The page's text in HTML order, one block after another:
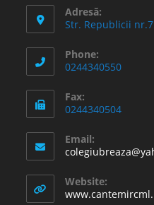
Adresă:
Str. Republicii
Phone:
0244340550
Fax:
0244340504
Email:
Website: